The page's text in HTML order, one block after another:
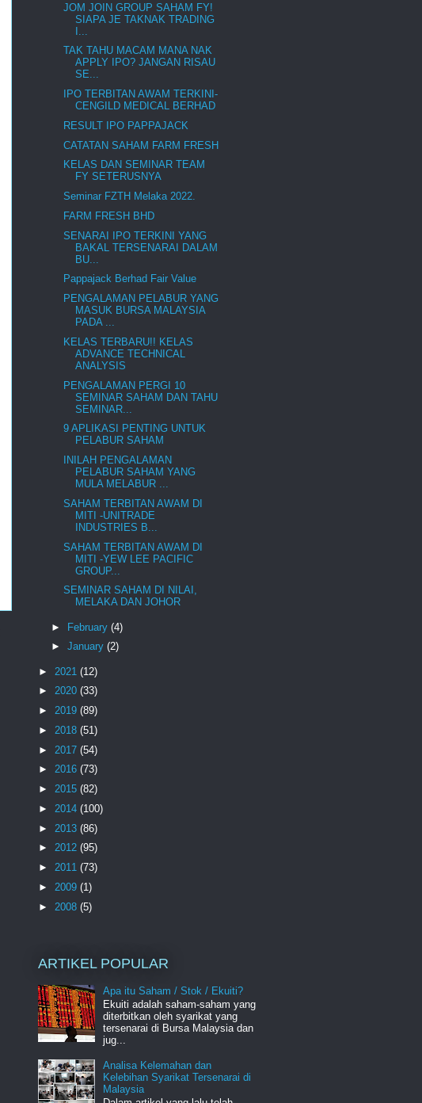
JOM JOIN GROUP SAHAM FY!
SIAPA JE TAKNAK TRADING
I...
TAK TAHU MACAM MANA NAK
APPLY IPO? JANGAN RISAU
SE...
IPO TERBITAN AWAM TERKINI-
CENGILD MEDICAL BERHAD
RESULT IPO PAPPAJACK
CATATAN SAHAM FARM FRESH
KELAS DAN SEMINAR TEAM
FY SETERUSNYA
Seminar FZTH Melaka 2022.
FARM FRESH BHD
SENARAI IPO TERKINI YANG
BAKAL TERSENARAI DALAM
BU...
Pappajack Berhad Fair Value
PENGALAMAN PELABUR YANG
MASUK BURSA MALAYSIA
PADA ...
KELAS TERBARU!! KELAS
ADVANCE TECHNICAL
ANALYSIS
PENGALAMAN PERGI 10
SEMINAR SAHAM DAN TAHU
SEMINAR...
9 APLIKASI PENTING UNTUK
PELABUR SAHAM
INILAH PENGALAMAN
PELABUR SAHAM YANG
MULA MELABUR ...
SAHAM TERBITAN AWAM DI
MITI -UNITRADE
INDUSTRIES B...
SAHAM TERBITAN AWAM DI
MITI -YEW LEE PACIFIC
GROUP...
SEMINAR SAHAM DI NILAI,
MELAKA DAN JOHOR
► February (4)
► January (2)
► 2021 (12)
► 2020 (33)
► 2019 (89)
► 2018 (51)
► 2017 (54)
► 2016 (73)
► 2015 (82)
► 2014 (100)
► 2013 (86)
► 2012 (95)
► 2011 (73)
► 2009 (1)
► 2008 (5)
ARTIKEL POPULAR
Apa itu Saham / Stok / Ekuiti?
Ekuiti adalah saham-saham yang
diterbitkan oleh syarikat yang
tersenarai di Bursa Malaysia dan
jug...
Analisa Kelemahan dan
Kelebihan Syarikat Tersenarai di
Malaysia